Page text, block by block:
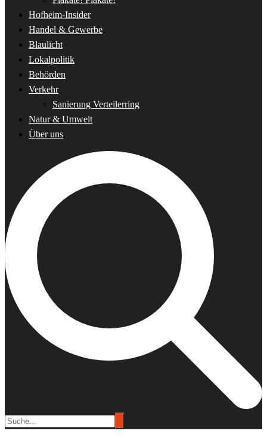
Hofheim-Insider
Handel & Gewerbe
Blaulicht
Lokalpolitik
Behörden
Verkehr
Sanierung Verteilerring
Natur & Umwelt
Über uns